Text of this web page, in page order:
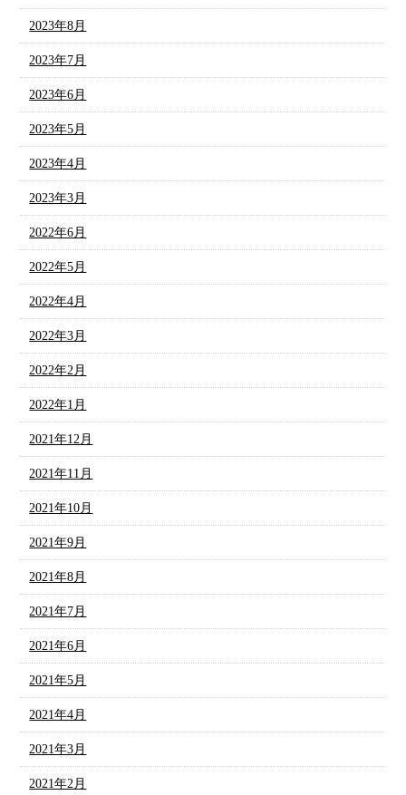
2023年8月
2023年7月
2023年6月
2023年5月
2023年4月
2023年3月
2022年6月
2022年5月
2022年4月
2022年3月
2022年2月
2022年1月
2021年12月
2021年11月
2021年10月
2021年9月
2021年8月
2021年7月
2021年6月
2021年5月
2021年4月
2021年3月
2021年2月